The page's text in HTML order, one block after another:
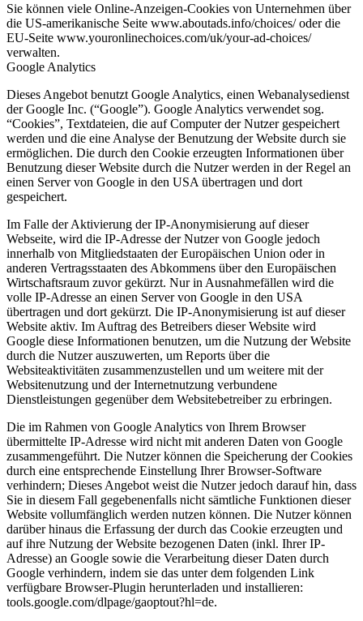
Sie können viele Online-Anzeigen-Cookies von Unternehmen über
die US-amerikanische Seite www.aboutads.info/choices/ oder die
EU-Seite www.youronlinechoices.com/uk/your-ad-choices/
verwalten.
Google Analytics
Dieses Angebot benutzt Google Analytics, einen Webanalysedienst
der Google Inc. (“Google”). Google Analytics verwendet sog.
“Cookies”, Textdateien, die auf Computer der Nutzer gespeichert
werden und die eine Analyse der Benutzung der Website durch sie
ermöglichen. Die durch den Cookie erzeugten Informationen über
Benutzung dieser Website durch die Nutzer werden in der Regel an
einen Server von Google in den USA übertragen und dort
gespeichert.
Im Falle der Aktivierung der IP-Anonymisierung auf dieser
Webseite, wird die IP-Adresse der Nutzer von Google jedoch
innerhalb von Mitgliedstaaten der Europäischen Union oder in
anderen Vertragsstaaten des Abkommens über den Europäischen
Wirtschaftsraum zuvor gekürzt. Nur in Ausnahmefällen wird die
volle IP-Adresse an einen Server von Google in den USA
übertragen und dort gekürzt. Die IP-Anonymisierung ist auf dieser
Website aktiv. Im Auftrag des Betreibers dieser Website wird
Google diese Informationen benutzen, um die Nutzung der Website
durch die Nutzer auszuwerten, um Reports über die
Websiteaktivitäten zusammenzustellen und um weitere mit der
Websitenutzung und der Internetnutzung verbundene
Dienstleistungen gegenüber dem Websitebetreiber zu erbringen.
Die im Rahmen von Google Analytics von Ihrem Browser
übermittelte IP-Adresse wird nicht mit anderen Daten von Google
zusammengeführt. Die Nutzer können die Speicherung der Cookies
durch eine entsprechende Einstellung Ihrer Browser-Software
verhindern; Dieses Angebot weist die Nutzer jedoch darauf hin, dass
Sie in diesem Fall gegebenenfalls nicht sämtliche Funktionen dieser
Website vollumfänglich werden nutzen können. Die Nutzer können
darüber hinaus die Erfassung der durch das Cookie erzeugten und
auf ihre Nutzung der Website bezogenen Daten (inkl. Ihrer IP-
Adresse) an Google sowie die Verarbeitung dieser Daten durch
Google verhindern, indem sie das unter dem folgenden Link
verfügbare Browser-Plugin herunterladen und installieren:
tools.google.com/dlpage/gaoptout?hl=de.